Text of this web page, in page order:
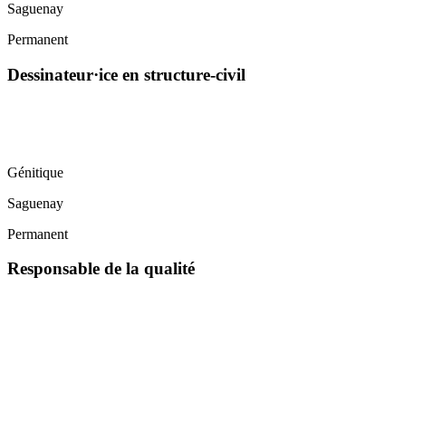
Saguenay
Permanent
Dessinateur·ice en structure-civil
Génitique
Saguenay
Permanent
Responsable de la qualité